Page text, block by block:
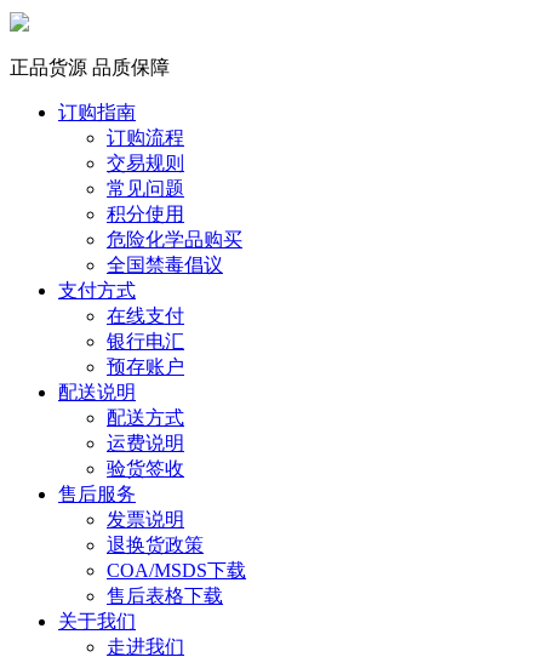
正品货源 品质保障
订购指南
订购流程
交易规则
常见问题
积分使用
危险化学品购买
全国禁毒倡议
支付方式
在线支付
银行电汇
预存账户
配送说明
配送方式
运费说明
验货签收
售后服务
发票说明
退换货政策
COA/MSDS下载
售后表格下载
关于我们
走进我们